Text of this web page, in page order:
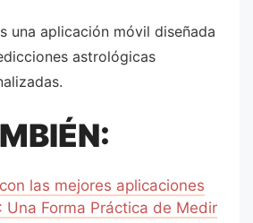
una aplicación móvil diseñada
astrológicas
las mejores aplicaciones
Una Forma Práctica de Medir